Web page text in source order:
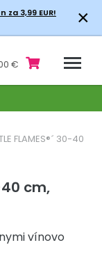
za 3,99 EUR!
×
€
FLAMES®´ 30-40
40 cm,
vínovo